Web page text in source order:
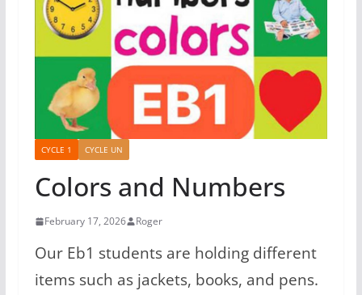
CYCLE 1 CYCLE UN
Colors and Numbers
February 17, 2026 Roger
Our Eb1 students are holding different
items such as jackets, books, and pens.